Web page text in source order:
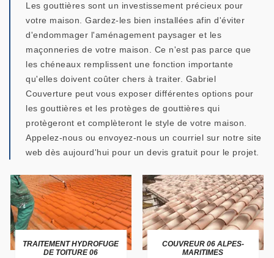
Les gouttières sont un investissement précieux pour
votre maison. Gardez-les bien installées afin d'éviter
d'endommager l'aménagement paysager et les
maçonneries de votre maison. Ce n'est pas parce que
les chéneaux remplissent une fonction importante
qu'elles doivent coûter chers à traiter. Gabriel
Couverture peut vous exposer différentes options pour
les gouttières et les protèges de gouttières qui
protègeront et complèteront le style de votre maison.
Appelez-nous ou envoyez-nous un courriel sur notre site
web dès aujourd'hui pour un devis gratuit pour le projet.
TRAITEMENT HYDROFUGE
DE TOITURE 06
COUVREUR 06 ALPES-
MARITIMES